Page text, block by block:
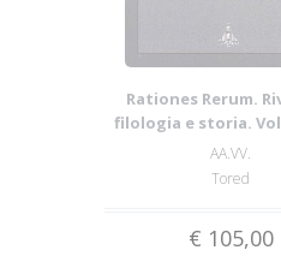
Rationes Rerum.
filologia e storia. Vol.
AA.VV.
Tored
€ 105,00